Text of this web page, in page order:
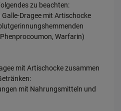
zu beachten:
Dragee mit Artischocke
Warfarin)
mit Artischocke zusammen
mit Nahrungsmitteln und